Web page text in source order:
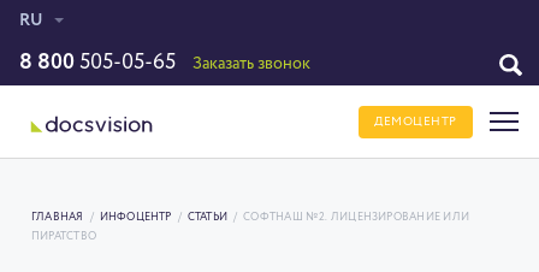
RU
8 800 505-05-65 Заказать звонок
ДЕМОЦЕНТР
ГЛАВНАЯ / ИНФОЦЕНТР / СТАТЬИ / СОФТНАШ №2. ЛИЦЕНЗИРОВАНИЕ ИЛИ
ПИРАТСТВО